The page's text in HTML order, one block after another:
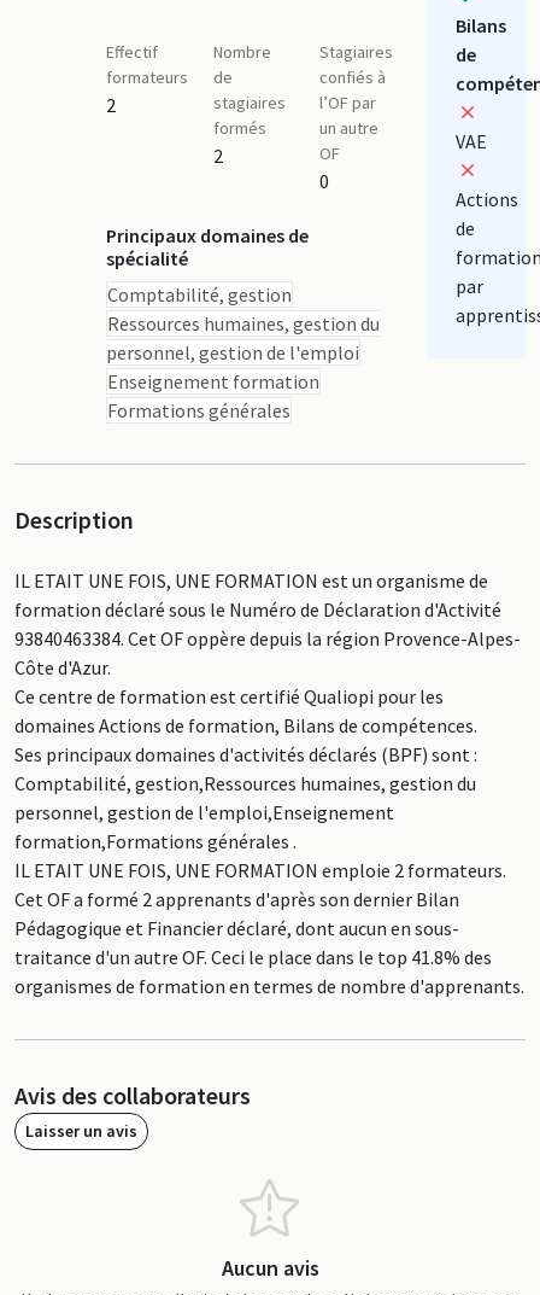
Effectif
formateurs
2
Nombre
de
stagiaires
formés
2
Stagiaires
confiés à
l’OF par
un autre
OF
0
Principaux domaines de
spécialité
Comptabilité, gestion
Ressources humaines, gestion du
personnel, gestion de l'emploi
Enseignement formation
Formations générales
Bilans
de
VAE
Actions
de
par
Description
IL ETAIT UNE FOIS, UNE FORMATION est un organisme de
formation déclaré sous le Numéro de Déclaration d'Activité
93840463384. Cet OF oppère depuis la région Provence-Alpes-
Côte d'Azur.
Ce centre de formation est certifié Qualiopi pour les
domaines Actions de formation, Bilans de compétences.
Ses principaux domaines d'activités déclarés (BPF) sont :
Comptabilité, gestion,Ressources humaines, gestion du
personnel, gestion de l'emploi,Enseignement
formation,Formations générales .
IL ETAIT UNE FOIS, UNE FORMATION emploie 2 formateurs.
Cet OF a formé 2 apprenants d'après son dernier Bilan
Pédagogique et Financier déclaré, dont aucun en sous-
traitance d'un autre OF. Ceci le place dans le top 41.8% des
organismes de formation en termes de nombre d'apprenants.
Avis des collaborateurs
Laisser un avis
Aucun avis